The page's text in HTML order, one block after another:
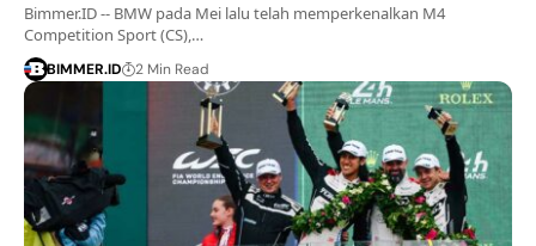
Bimmer.ID -- BMW pada Mei lalu telah memperkenalkan M4
Competition Sport (CS),…
BIMMER.ID 2 Min Read